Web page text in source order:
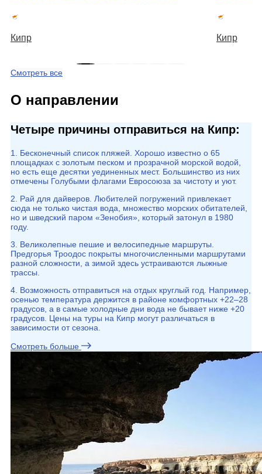
Кипр Кипр
Смотреть все
О направлении
Четыре причины отправиться на Кипр:
1. Бесконечный список пляжей. Хорошо известно о 65
площадках с золотым песком и прозрачной морской водой,
но есть еще десятки уединенных мест. Большинство из них
отмечены Голубыми флагами Евросоюза за чистоту и уют.
2. Рай для дайверов. Любителей погружений привлекает
сюда не только чистая вода, множество морских обитателей,
но и шведский паром «Зенобия», который затонул в 1980
году.
3. Великолепные пешие и велосипедные маршруты.
Предгорья Троодос покрыты многочисленными маршрутами
разной сложности, а зимой здесь устраиваются лыжные
трассы.
4. Возможность отправиться на отдых круглый год. Например,
осенью температура держится в районе комфортных +22–28
градусов, а в самые холодные дни вода не бывает ниже +20
градусов. Цены на туры на Кипр могут различаться в
зависимости от сезона.
Смотреть больше